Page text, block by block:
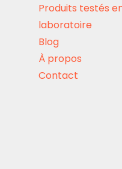
Produits testés
laboratoire
Blog
À propos
Contact